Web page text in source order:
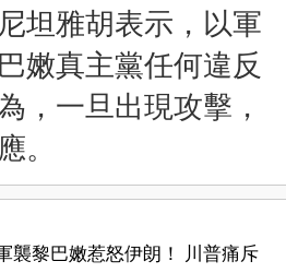
坦雅胡表示，以軍
嫩真主黨任何違反
，一旦出現攻擊，
。
襲黎巴嫩惹怒伊朗！ 川普痛斥